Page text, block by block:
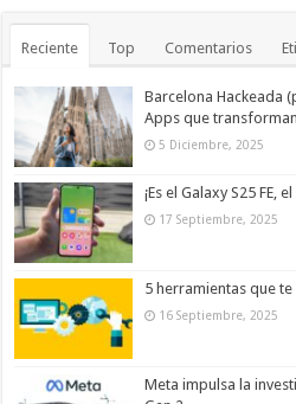
Reciente Top Comentarios
Barcelona Hackeada
Apps que
5 Diciembre, 2025
¡Es el Galaxy S25 FE,
17 Septiembre, 2025
5 herramientas que
16 Septiembre, 2025
Meta impulsa la